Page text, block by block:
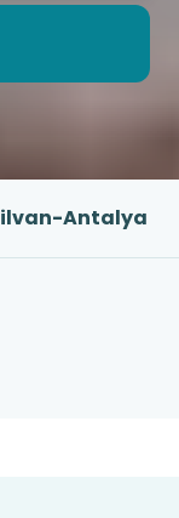
Antalya